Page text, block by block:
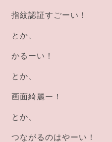
指紋認証すごーい！
とか、
かるーい！
とか、
画面綺麗ー！
とか、
つながるのはやーい！